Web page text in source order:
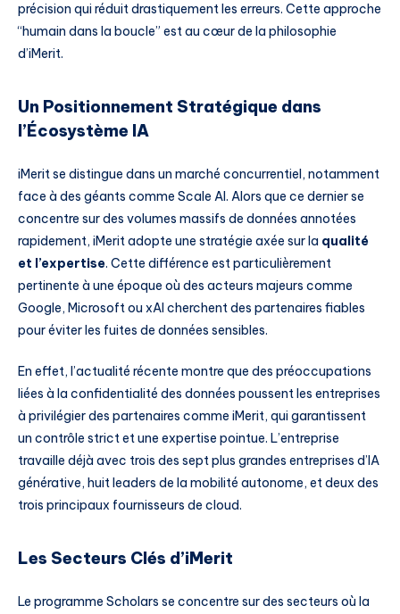
précision qui réduit drastiquement les erreurs. Cette approche
“humain dans la boucle” est au cœur de la philosophie
d’iMerit.
Un Positionnement Stratégique dans
l’Écosystème IA
iMerit se distingue dans un marché concurrentiel, notamment
face à des géants comme Scale AI. Alors que ce dernier se
concentre sur des volumes massifs de données annotées
rapidement, iMerit adopte une stratégie axée sur la qualité
et l’expertise. Cette différence est particulièrement
pertinente à une époque où des acteurs majeurs comme
Google, Microsoft ou xAI cherchent des partenaires fiables
pour éviter les fuites de données sensibles.
En effet, l’actualité récente montre que des préoccupations
liées à la confidentialité des données poussent les entreprises
à privilégier des partenaires comme iMerit, qui garantissent
un contrôle strict et une expertise pointue. L’entreprise
travaille déjà avec trois des sept plus grandes entreprises d’IA
générative, huit leaders de la mobilité autonome, et deux des
trois principaux fournisseurs de cloud.
Les Secteurs Clés d’iMerit
Le programme Scholars se concentre sur des secteurs où la